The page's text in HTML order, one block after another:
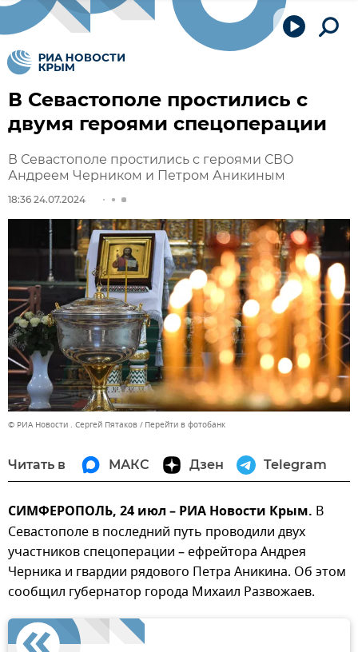
В Севастополе простились с
двумя героями спецоперации
В Севастополе простились с героями СВО
Андреем Черником и Петром Аникиным
18:36 24.07.2024
© РИА Новости . Сергей Пятаков Перейти в фотобанк
Читать в МАКС Дзен Telegram
СИМФЕРОПОЛЬ, 24 июл – РИА Новости Крым. В
Севастополе в последний путь проводили двух
участников спецоперации – ефрейтора Андрея
Черника и гвардии рядового Петра Аникина. Об этом
сообщил губернатор города Михаил Развожаев.